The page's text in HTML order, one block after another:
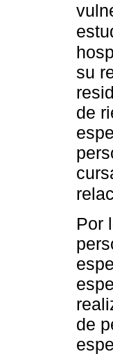
su
de
Por
de